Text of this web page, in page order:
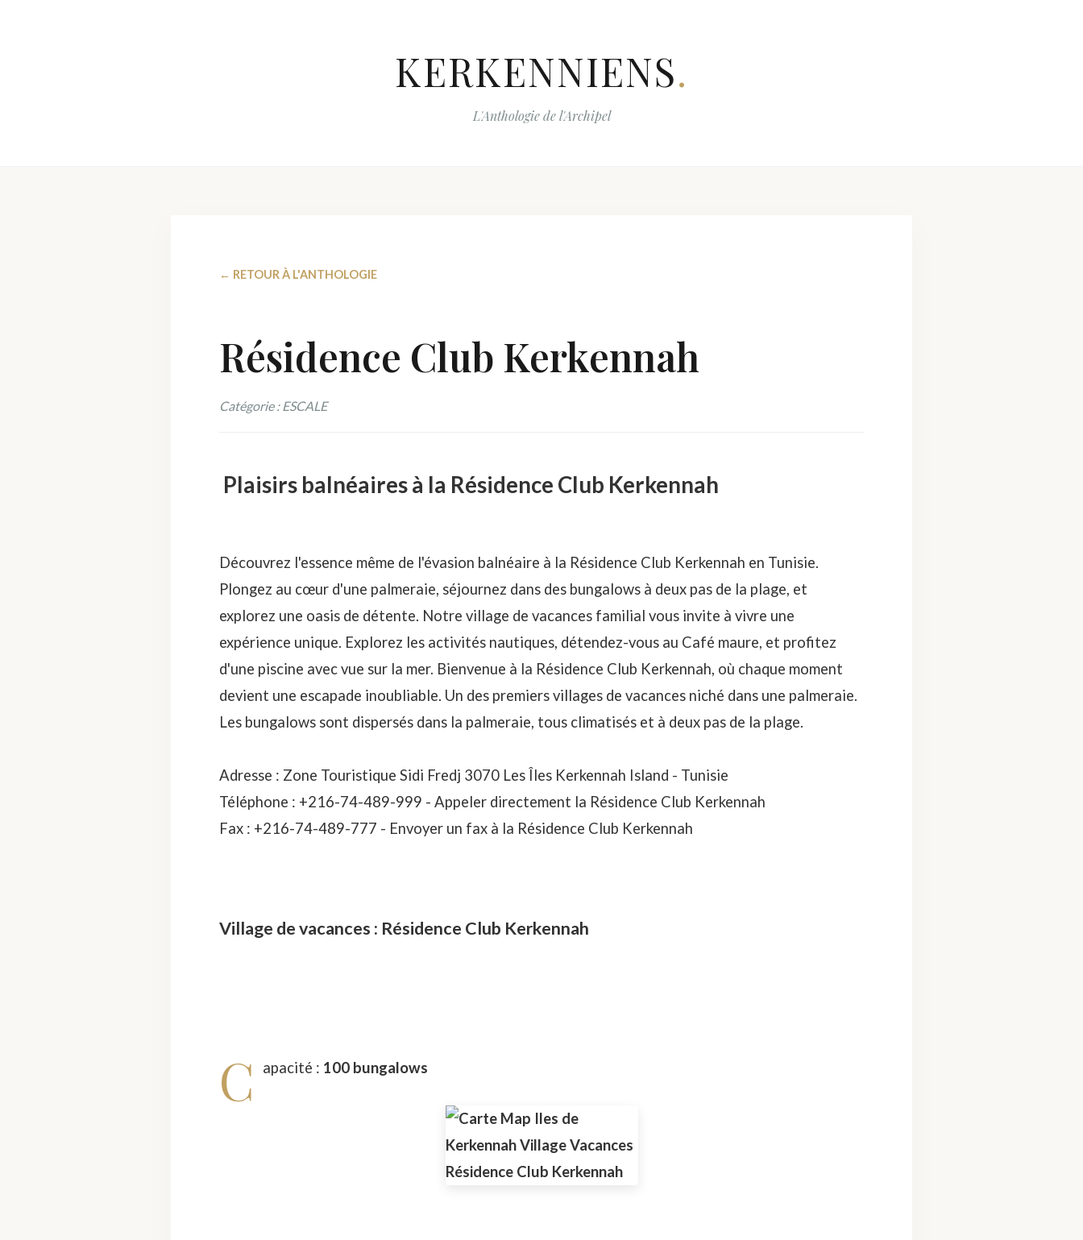
KERKENNIENS.
L'Anthologie de l'Archipel
← RETOUR À L'ANTHOLOGIE
Résidence Club Kerkennah
Catégorie : ESCALE
Plaisirs balnéaires à la Résidence Club Kerkennah
Découvrez l'essence même de l'évasion balnéaire à la Résidence Club Kerkennah en Tunisie.
Plongez au cœur d'une palmeraie, séjournez dans des bungalows à deux pas de la plage, et
explorez une oasis de détente. Notre village de vacances familial vous invite à vivre une
expérience unique. Explorez les activités nautiques, détendez-vous au Café maure, et profitez
d'une piscine avec vue sur la mer. Bienvenue à la Résidence Club Kerkennah, où chaque moment
devient une escapade inoubliable. Un des premiers villages de vacances niché dans une palmeraie.
Les bungalows sont dispersés dans la palmeraie, tous climatisés et à deux pas de la plage.
Adresse : Zone Touristique Sidi Fredj 3070 Les Îles Kerkennah Island - Tunisie
Téléphone : +216-74-489-999 - Appeler directement la Résidence Club Kerkennah
Fax : +216-74-489-777 - Envoyer un fax à la Résidence Club Kerkennah
Village de vacances : Résidence Club Kerkennah
C apacité : 100 bungalows